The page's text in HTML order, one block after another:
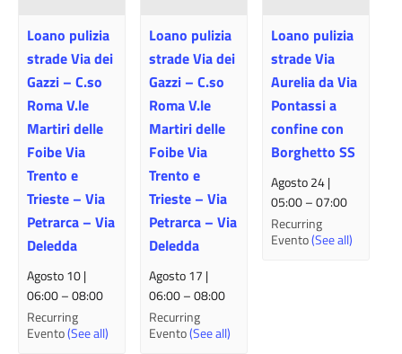
Loano pulizia
strade Via dei
Gazzi – C.so
Roma V.le
Martiri delle
Foibe Via
Trento e
Trieste – Via
Petrarca – Via
Deledda
Agosto 10 |
06:00–08:00
Recurring
Evento(See all)
Loano pulizia
strade Via dei
Gazzi – C.so
Roma V.le
Martiri delle
Foibe Via
Trento e
Trieste – Via
Petrarca – Via
Deledda
Agosto 17 |
06:00–08:00
Recurring
Evento(See all)
Loano pulizia
strade Via
Aurelia da Via
Pontassi a
confine con
Borghetto SS
Agosto 24 |
05:00–07:00
Recurring
Evento(See all)